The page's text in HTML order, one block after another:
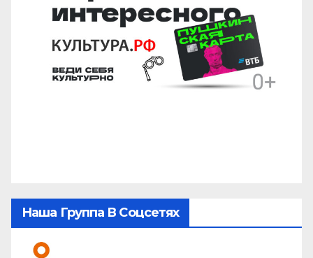
Наша Группа В Соцсетях